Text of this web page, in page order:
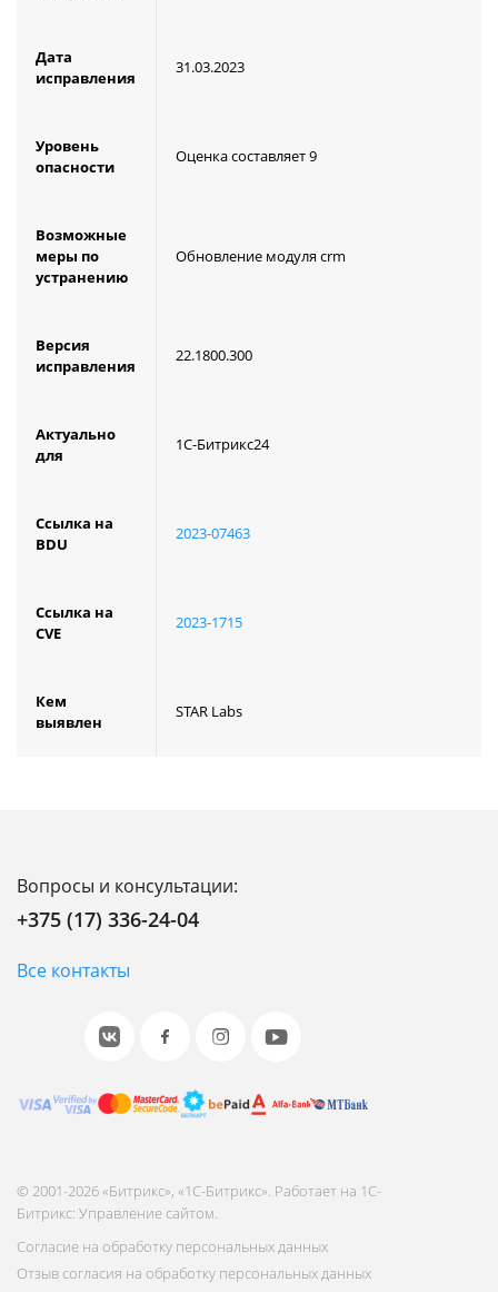
Дата
исправления
31.03.2023
Уровень
опасности
Оценка составляет 9
Возможные
меры по
устранению
Обновление модуля crm
Версия
исправления
22.1800.300
Актуально
для
1C-Битрикс24
Ссылка на
BDU
2023-07463
Ссылка на
CVE
2023-1715
Кем
выявлен
STAR Labs
Вопросы и консультации:
+375 (17) 336-24-04
Все контакты
© 2001-2026 «Битрикс», «1С-Битрикс». Работает на 1С-
Битрикс: Управление сайтом.
Согласие на обработку персональных данных
Отзыв согласия на обработку персональных данных